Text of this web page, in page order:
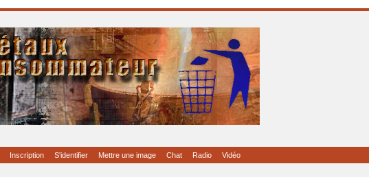
Inscription S'identifier Mettre une image Chat Radio Vidéo